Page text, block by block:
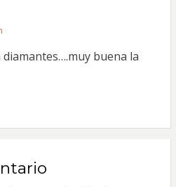
buena la